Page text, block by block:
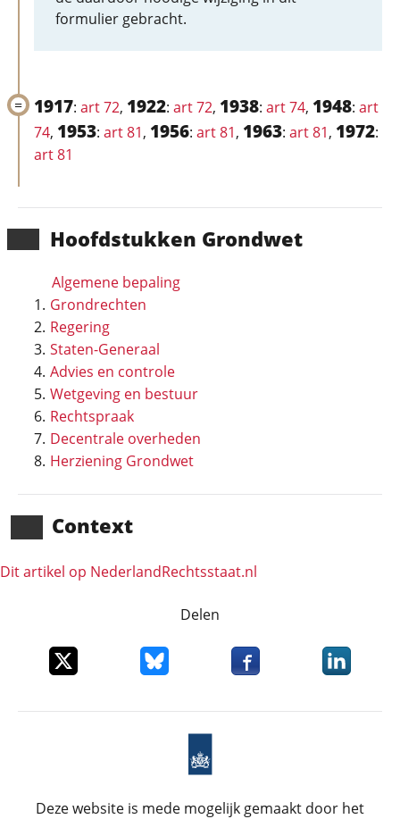
Hoofd­stukken Grondwet
Algemene bepaling
Grondrechten
Regering
Staten-Generaal
Advies en controle
Wetgeving en bestuur
Rechtspraak
Decentrale overheden
Herziening Grondwet
Context
Dit artikel op NederlandRechts­staat.nl
formulier gebracht.
1917: art 72, 1922: art 72, 1938: art 74, 1948: art
74, 1953: art 81, 1956: art 81, 1963: art 81, 1972:
art 81
Delen
Deel dit item op XDeel dit item op Bluesky
Deel dit item opDeel dit
Deze website is mede mogelijk gemaakt door het